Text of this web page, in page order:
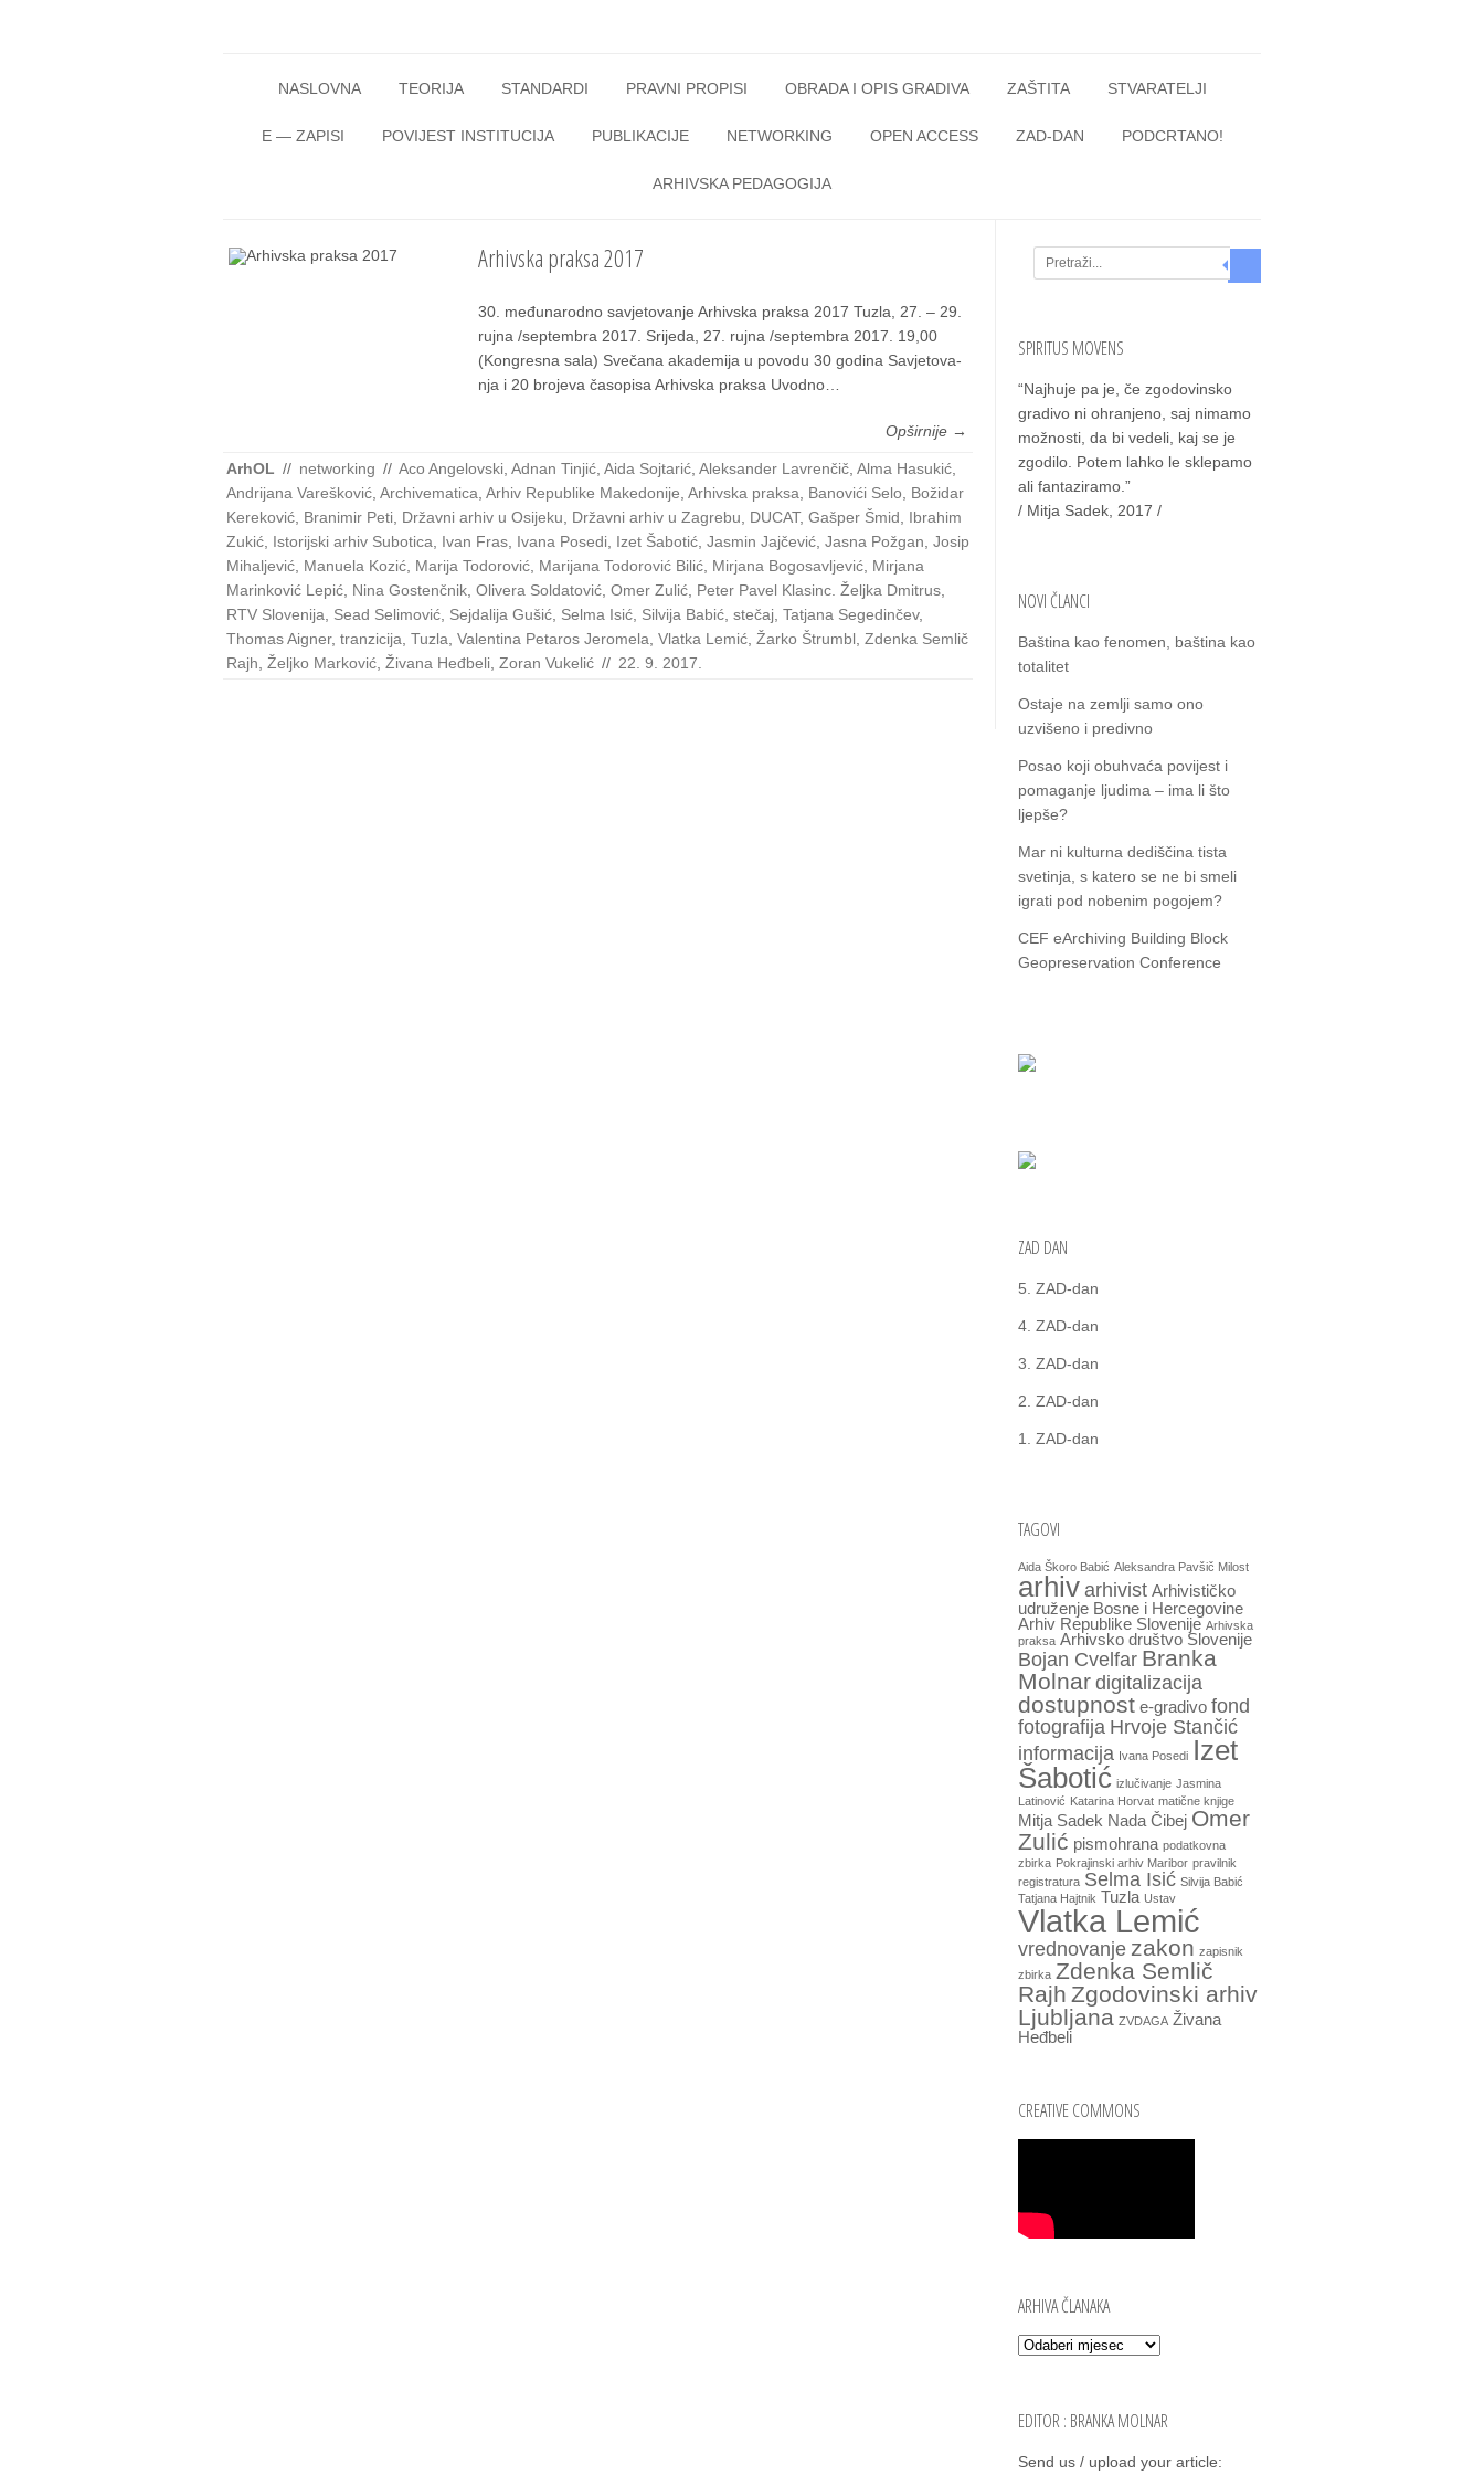
NASLOVNA
TEORIJA STANDARDI PRAVNI PROPISI OBRADA I OPIS GRADIVA ZAŠTITA STVARATELJI
E — ZAPISI POVIJEST INSTITUCIJA PUBLIKACIJE NETWORKING OPEN ACCESS ZAD-DAN PODCRTANO!
ARHIVSKA PEDAGOGIJA
Arhivska praksa 2017
30. među­na­rod­no savje­to­va­nje Arhiv­ska prak­sa 2017 Tuz­la, 27. – 29.
ruj­na /septembra 2017. Sri­je­da, 27. ruj­na /septembra 2017. 19,00
(Kon­gres­na sala) Sve­ča­na aka­de­mi­ja u povo­du 30 godi­na Savje­to­va­
nja i 20 bro­je­va časo­pi­sa Arhiv­ska prak­sa Uvod­no…
Opširnije →
ArhOL // networking // Aco Angelovski Adnan Tinjić Aida Sojtarić Aleksander Lavrenčič Alma Hasukić
Andrijana Varešković Archivematica Arhiv Republike Makedonije Arhivska praksa Banovići Selo
Božidar
Kereković Branimir Peti Državni arhiv u Osijeku Državni arhiv u Zagrebu DUCAT, Gašper Šmid
Ibrahim
Zukić Istorijski arhiv Subotica Ivan Fras Ivana Posedi Izet Šabotić Jasmin Jajčević Jasna Požgan Josip
Mihaljević Manuela Kozić Marija Todorović Marijana Todorović Bilić Mirjana Bogosavljević Mirjana
Marinković Lepić Nina Gostenčnik Olivera Soldatović Omer Zulić Peter Pavel Klasinc. Željka Dmitrus
RTV Slovenija
Sead Selimović Sejdalija Gušić Selma Isić Silvija Babić stečaj Tatjana Segedinčev,
Thomas Aigner, tranzicija Tuzla Valentina Petaros Jeromela Vlatka Lemić Žarko Štrumbl Zdenka Semlič
Rajh Željko Marković Živana Heđbeli Zoran Vukelić // 22. 9. 2017.
Search
SPIRITUS MOVENS
“Naj­hu­je pa je, če zgo­do­vin­sko
gra­di­vo ni ohra­nje­no, saj nima­mo
mož­nos­ti, da bi vede­li, kaj se je
zgo­di­lo. Potem lah­ko le skle­pa­mo
ali fan­ta­zi­ra­mo.”
/ Mitja Sadek, 2017 /
NOVI ČLANCI
Baština kao fenomen, baština kao
totalitet
Ostaje na zemlјi samo ono
uzvišeno i predivno
Posao koji obuhvaća povijest i
pomaganje ljudima – ima li što
ljepše?
Mar ni kulturna dediščina tista
svetinja, s katero se ne bi smeli
igrati pod nobenim pogojem?
CEF eArchiving Building Block
Geopreservation Conference
ZAD DAN
5. ZAD-dan
4. ZAD-dan
3. ZAD-dan
2. ZAD-dan
1. ZAD-dan
TAGOVI
Aida Škoro Babić Aleksandra Pavšič Milost
arhivarhivist Arhivističko
udruženje Bosne i Hercegovine
Arhiv Republike Slovenije Arhivska
praksa Arhivsko društvo Slovenije
Bojan Cvelfar Branka
Molnardigitalizacija
dostupnost e-gradivo fond
fotografija Hrvoje Stančić
informacija Ivana Posedi Izet
Šabotić izlučivanje Jasmina
Latinović Katarina Horvat matične knjige
Mitja Sadek Nada Čibej Omer
Zulić pismohrana podatkovna
zbirka Pokrajinski arhiv Maribor pravilnik
registratura Selma Isić Silvija Babić
Tatjana Hajtnik Tuzla Ustav
Vlatka Lemić
vrednovanjezakon zapisnik
zbirka Zdenka Semlič
Rajh Zgodovinski arhiv
Ljubljana ZVDAGA Živana
Heđbeli
CREATIVE COMMONS
ARHIVA ČLANAKA
Arhiva članaka
EDITOR : BRANKA MOLNAR
Send us / uplo­ad your arti­cle: